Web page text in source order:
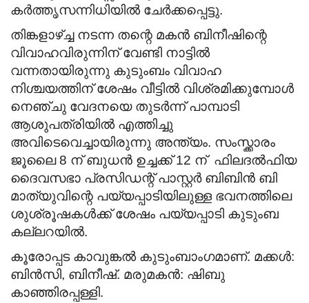
കർത്തൃസന്നിധിയിൽ ചേർക്കപ്പെട്ടു.
തിങ്കളാഴ്ച്ച നടന്ന തന്റെ മകൻ ബിനീഷിന്റെ
വിവാഹവിരുന്നിന് വേണ്ടി നാട്ടിൽ
വന്നതായിരുന്നു കുടുംബം വിവാഹ
നിശ്ചയത്തിന് ശേഷം വീട്ടിൽ വിശ്രമിക്കുമ്പോൾ
നെഞ്ചു വേദനയെ തുടർന്ന് പാമ്പാടി
ആശുപത്രിയിൽ എത്തിച്ചു
അവിടെവെച്ചായിരുന്നു അന്ത്യം. സംസ്ക്കാരം
ജൂലൈ 8 ന് ബുധൻ ഉച്ചക്ക് 12 ന് ഫിലദൽഫിയ
ദൈവസഭാ പ്രസിഡന്റ് പാസ്റ്റർ ബിബിൻ ബി
മാത്യുവിന്റെ പയ്യപ്പാടിയിലുള്ള ഭവനത്തിലെ
ശുശ്രൂഷകൾക്ക് ശേഷം പയ്യപ്പാടി കുടുംബ
കല്ലറയിൽ.
കൂരോപ്പട കാവുങ്കൽ കുടുംബാംഗമാണ്. മക്കൾ:
ബിൻസി, ബിനീഷ്. മരുമകൻ: ഷിബു
കാഞ്ഞിരപ്പള്ളി.